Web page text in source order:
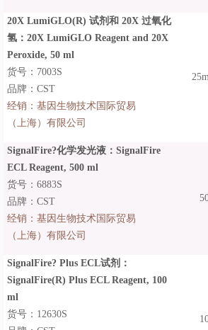
20X LumiGLO(R) 试剂和 20X 过氧化
氢：20X LumiGLO Reagent and 20X
Peroxide, 50 ml
货号：7003S
品牌：CST
经销： 基因生物技术国际贸易
（上海）有限公司
SignalFire?化学发光液：SignalFire
ECL Reagent, 500 ml
货号：6883S
品牌：CST
经销： 基因生物技术国际贸易
（上海）有限公司
SignalFire? Plus ECL试剂：
SignalFire(R) Plus ECL Reagent, 100
ml
货号：12630S